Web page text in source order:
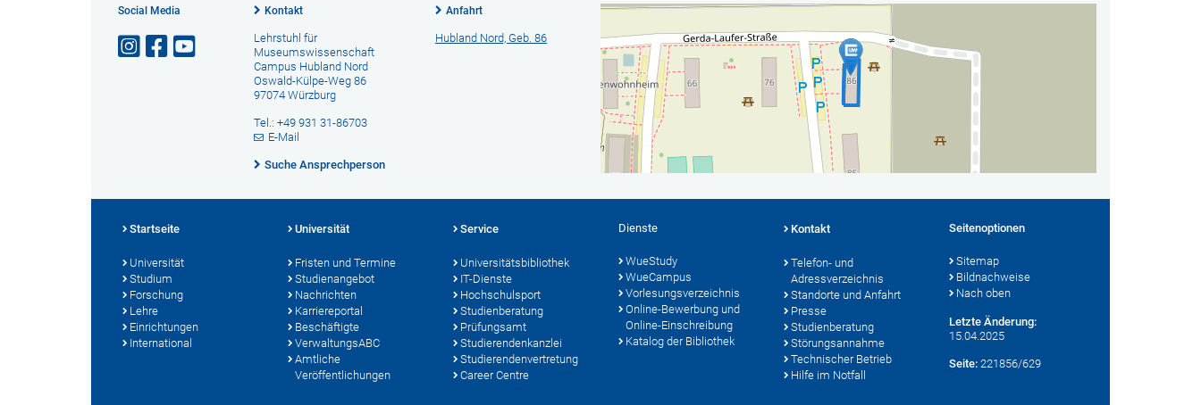
Social Media Kontakt
Lehrstuhl für
Museumswissenschaft
Campus Hubland Nord
Oswald-Külpe-Weg 86
97074 Würzburg
Tel.: +49 931 31-86703
E-Mail
Suche Ansprechperson
Anfahrt
Hubland Nord, Geb. 86
Startseite
Universität
Studium
Forschung
Lehre
Einrichtungen
International
Universität
Fristen und Termine
Studienangebot
Nachrichten
Karriereportal
Beschäftigte
VerwaltungsABC
Amtliche
Veröffentlichungen
Service
Universitätsbibliothek
IT-Dienste
Hochschulsport
Studienberatung
Prüfungsamt
Studierendenkanzlei
Studierendenvertretung
Career Centre
Dienste
WueStudy
WueCampus
Vorlesungsverzeichnis
Online-Bewerbung und
Online-Einschreibung
Katalog der Bibliothek
Kontakt
Telefon- und
Adressverzeichnis
Standorte und Anfahrt
Presse
Studienberatung
Störungsannahme
Technischer Betrieb
Hilfe im Notfall
Seitenoptionen
Sitemap
Bildnachweise
Nach oben
Letzte Änderung:
15.04.2025
Seite: 221856/629